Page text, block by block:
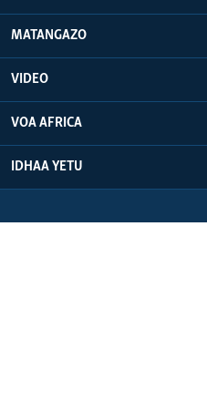
MATANGAZO
VIDEO
VOA AFRICA
IDHAA YETU